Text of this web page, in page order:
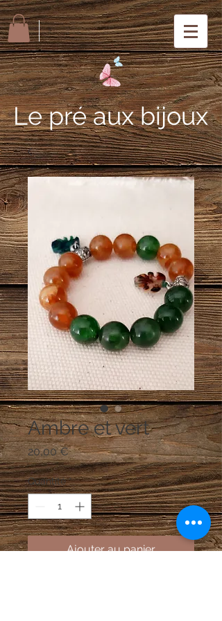
Le pré aux bijoux
Ambre et vert
20,00 €Prix
Quantité *
Ajouter au panier